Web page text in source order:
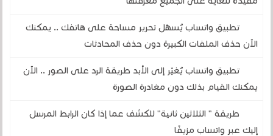
تطبيق واتساب يُسهّل تحرير مساحة على هاتفك .. يمكنك
الآن حذف الملفات الكبيرة دون حذف المحادثات
تطبيق واتساب يُغيّر إلى الأبد طريقة الرد على الصور .. الآن
يمكنك القيام بذلك دون مغادرة الصورة
طريقة " الثلاثين ثانية" للكشف عما إذا كان الرابط المرسل
إليك عبر واتساب مزيفًا